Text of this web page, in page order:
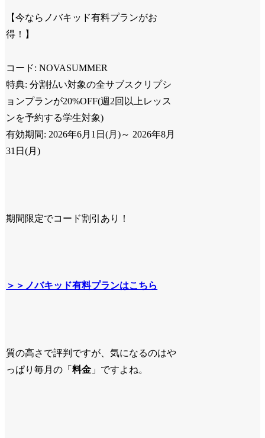
【今ならノバキッド有料プランがお
得！】
コード: NOVASUMMER
特典: 分割払い対象の全サブスクリプシ
ョンプランが20%OFF(週2回以上レッス
ンを予約する学生対象)
有効期間: 2026年6月1日(月)～ 2026年8月
31日(月)
期間限定でコード割引あり！
＞＞ノバキッド有料プランはこちら
質の高さで評判ですが、気になるのはや
っぱり毎月の「料金 」ですよね。